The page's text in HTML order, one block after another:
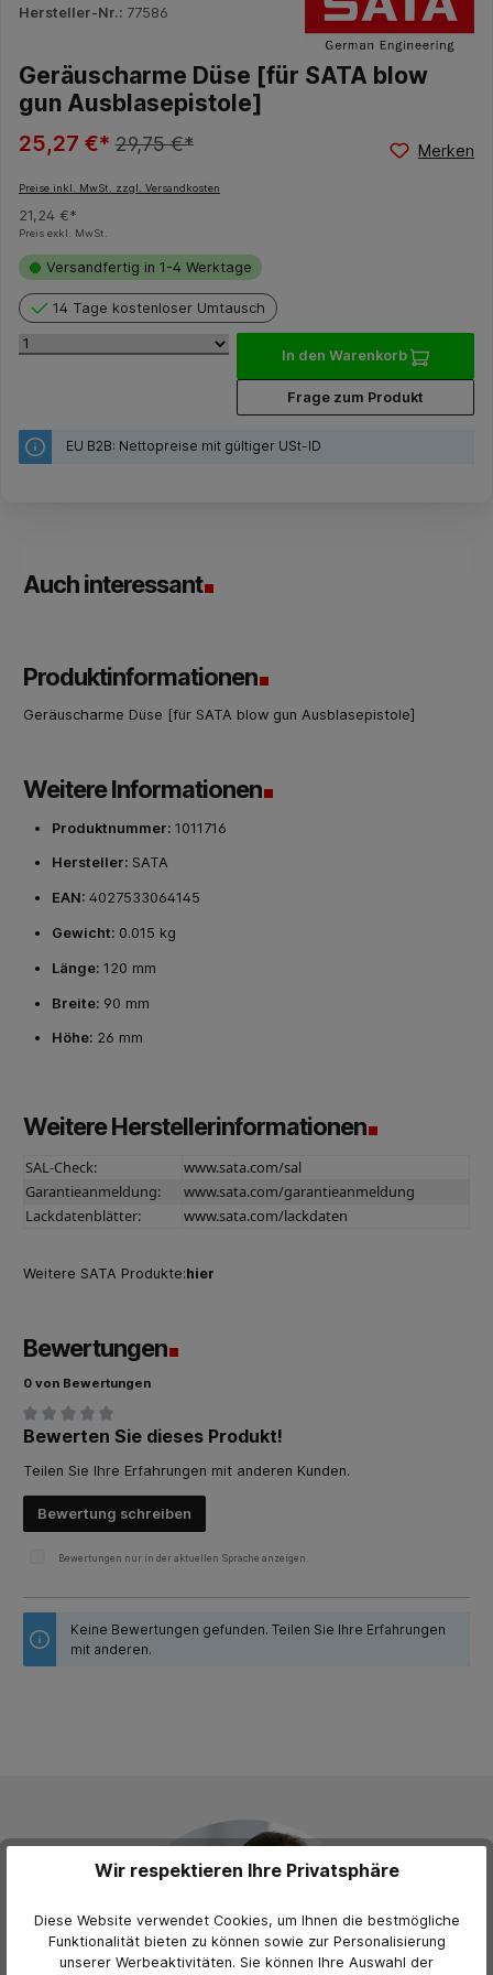
Hersteller-Nr.: 77586
Geräuscharme Düse [für SATA blow
gun Ausblasepistole]
25,27 €* 29,75 €* Merken
Preise inkl. MwSt. zzgl. Versandkosten
21,24 €*
Preis exkl. MwSt.
Versandfertig in 1-4 Werktage
14 Tage kostenloser Umtausch
In den Warenkorb
Frage zum Produkt
EU B2B: Nettopreise mit gültiger USt-ID
Auch interessant
Produktinformationen
Geräuscharme Düse [für SATA blow gun Ausblasepistole]
Weitere Informationen
Produktnummer: 1011716
Hersteller: SATA
EAN: 4027533064145
Gewicht: 0.015 kg
Länge: 120 mm
Breite: 90 mm
Höhe: 26 mm
Weitere Herstellerinformationen
SAL-Check:
www.sata.com/sal
Garantieanmeldung:
www.sata.com/garantieanmeldung
Lackdatenblätter:
www.sata.com/lackdaten
Weitere SATA Produkte:hier
Bewertungen
0 von Bewertungen
Durchschnittliche Bewertung von 0 von 5 Sternen
Bewerten Sie dieses Produkt!
Teilen Sie Ihre Erfahrungen mit anderen Kunden.
Bewertung schreiben
Bewertungen nur in der aktuellen Sprache anzeigen.
Keine Bewertungen gefunden. Teilen Sie Ihre Erfahrungen
mit anderen.
Wir respektieren Ihre Privatsphäre
Diese Website verwendet Cookies, um Ihnen die bestmögliche
Funktionalität bieten zu können sowie zur Personalisierung
unserer Werbeaktivitäten. Sie können Ihre Auswahl der